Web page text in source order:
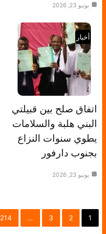
يونيو 23, 2026
أخبار
اتفاق صلح بين قبيلتي
البني هلبة والسلامات
يطوي سنوات النزاع
بجنوب دارفور
يونيو 23, 2026
1
2
3
…
214